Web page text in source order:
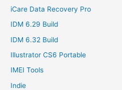
iCare Data Recovery Pro
IDM 6.29 Build
IDM 6.32 Build
Illustrator CS6 Portable
IMEI Tools
Indie